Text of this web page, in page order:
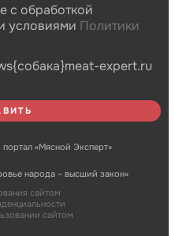
с обработкой
условиями Политики
expert.ru
«Мясной Эксперт»
народа – высший закон»
сайтом
сайтом